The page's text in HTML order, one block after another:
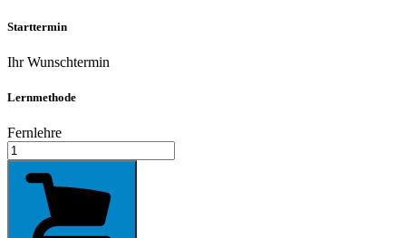
Starttermin
Ihr Wunschtermin
Lernmethode
Fernlehre
English
Business
Correspondence
Menge